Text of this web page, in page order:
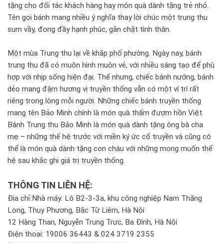
tặng cho đối tác khách hàng hay món quà dành tặng trẻ nhỏ.
Tên gọi bánh mang nhiều ý nghĩa thay lời chúc một trung thu
sum vầy, đong đầy hạnh phúc, gắn chặt tình thân.
Một mùa Trung thu lại về khắp phố phường. Ngày nay, bánh
trung thu đã có muôn hình muôn vẻ, với nhiều sáng tạo để phù
hợp với nhịp sống hiện đại. Thế nhưng, chiếc bánh nướng, bánh
dẻo mang đậm hương vị truyền thống vẫn có một ví trí rất
riêng trong lòng mỗi người. Những chiếc bánh truyền thống
mang tên Bảo Minh chính là món quà thấm đượm hồn Việt.
Bánh Trung thu Bảo Minh là món quà dành tặng ông bà cha
mẹ – những thế hệ trước với miền ký ức cổ truyền và cũng có
thể là món quà dành tặng con cháu với những mong muốn thế
hệ sau khắc ghi giá trị truyền thống.
THÔNG TIN LIÊN HỆ:
Địa chỉ:Nhà máy: Lô B2-3-3a, khu công nghiệp Nam Thăng
Long, Thụy Phương, Bắc Từ Liêm, Hà Nội
12 Hàng Than, Nguyễn Trung Trực, Ba Đình, Hà Nội
Điện thoại: 19006 36443 & 024 3719 2355